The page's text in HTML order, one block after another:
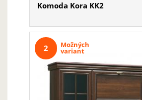
Komoda Kora KK2
Možných
variant
2